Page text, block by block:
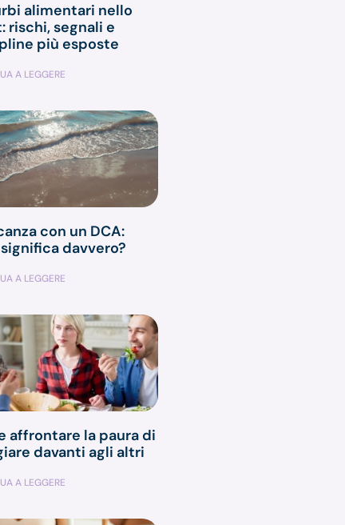
alimentari nello
rischi, segnali e
più esposte
A LEGGERE
con un DCA:
davvero?
A LEGGERE
affrontare la paura di
davanti agli altri
A LEGGERE